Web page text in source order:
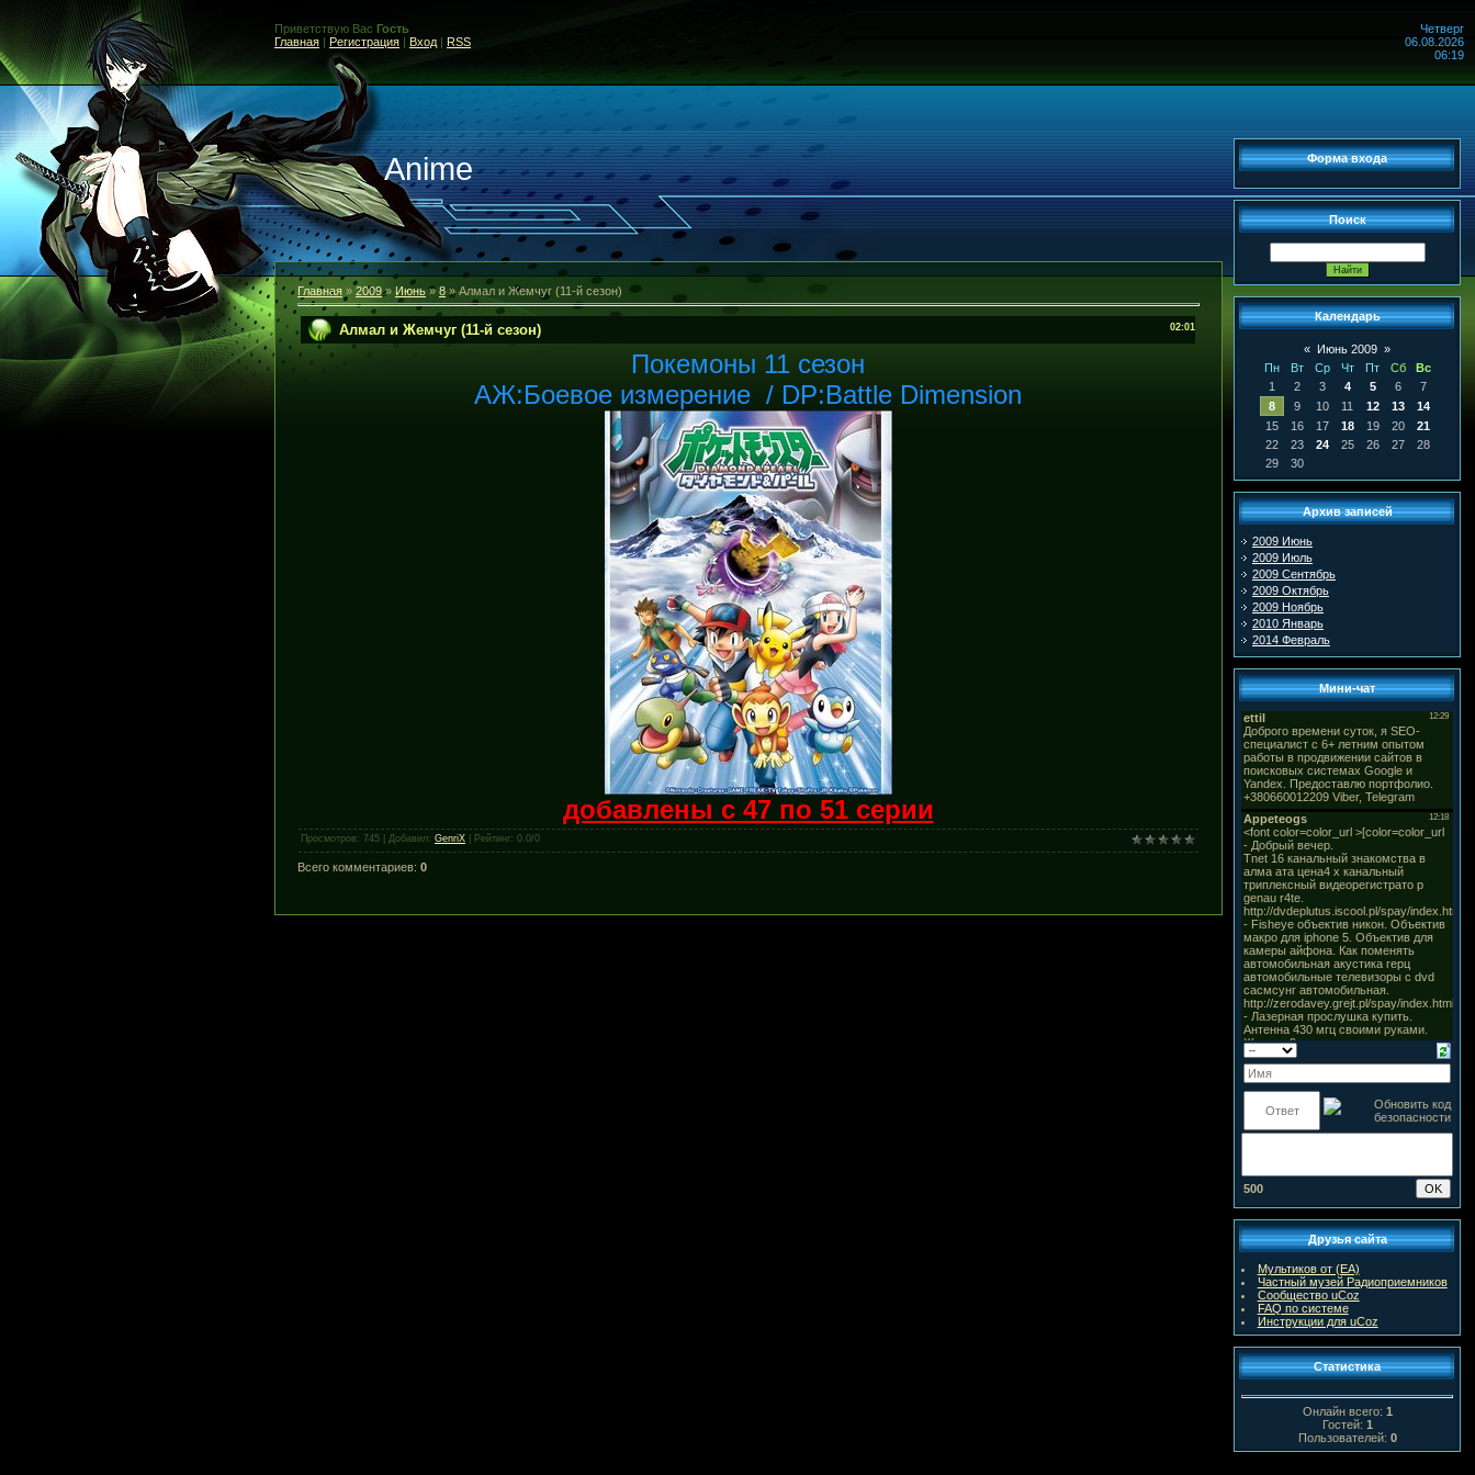
Приветствую Вас Гость
Главная | Регистрация | Вход | RSS
Anime
Главная » 2009 » Июнь » 8 » Алмал и Жемчуг (11-й сезон)
02:01
Алмал и Жемчуг (11-й сезон)
Покемоны 11 сезон
АЖ:Боевое измерение / DP:Battle Dimension
добавлены с 47 по 51 серии
Просмотров: 745 Добавил: GenriX Рейтинг: 0.0/0
Всего комментариев: 0
Четверг
06.08.2026
06:19
Форма входа
Поиск
Календарь
« Июнь 2009 »
Пн
Вт Ср Чт Пт Сб
Вс
1
2 3 4 5 6
7
8
9 10 11 12 13
14
15
16 17 18 19 20
21
22
23 24 25 26 27
28
29
30
Архив записей
2009 Июнь
2009 Июль
2009 Сентябрь
2009 Октябрь
2009 Ноябрь
2010 Январь
2014 Февраль
Мини-чат
500
Друзья сайта
Мультиков от (ЕА)
Частный музей Радиоприемников
Сообщество uCoz
FAQ по системе
Инструкции для uCoz
Статистика
Онлайн всего: 1
Гостей: 1
Пользователей: 0